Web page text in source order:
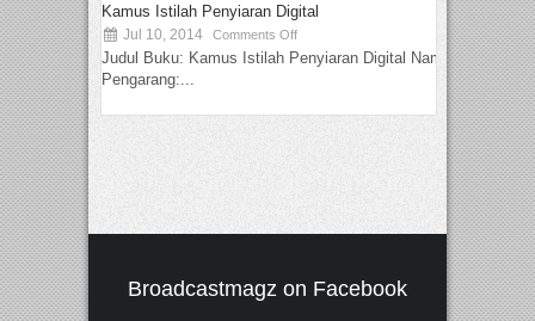
Kamus Istilah Penyiaran Digital
Jul 10, 2014 Comments Off
Judul Buku: Kamus Istilah Penyiaran Digital Nama
Pengarang:...
Broadcastmagz on Facebook